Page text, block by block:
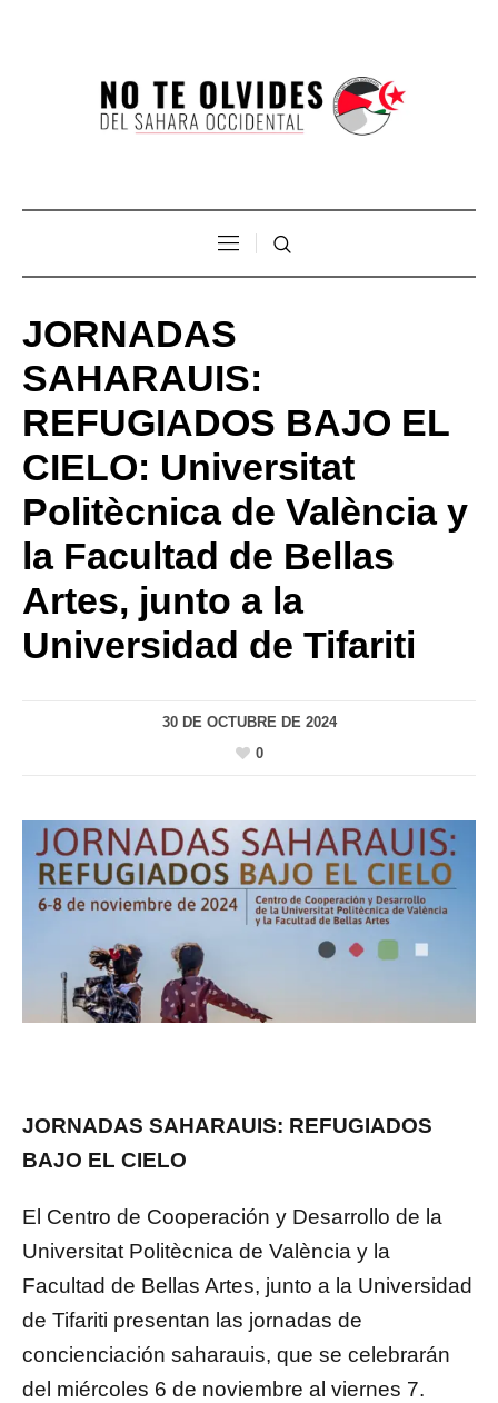
JORNADAS
SAHARAUIS:
REFUGIADOS BAJO EL
CIELO: Universitat
Politècnica de València y
la Facultad de Bellas
Artes, junto a la
Universidad de Tifariti
30 DE OCTUBRE DE 2024
0
JORNADAS SAHARAUIS: REFUGIADOS
BAJO EL CIELO
El Centro de Cooperación y Desarrollo de la
Universitat Politècnica de València y la
Facultad de Bellas Artes, junto a la Universidad
de Tifariti presentan las jornadas de
concienciación saharauis, que se celebrarán
del miércoles 6 de noviembre al viernes 7.